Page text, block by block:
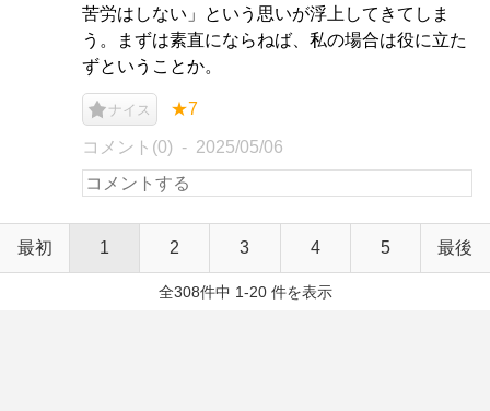
苦労はしない」という思いが浮上してきてしま
う。まずは素直にならねば、私の場合は役に立た
ずということか。
ナイス ★7
コメント(0) 2025/05/06
最初 1 2 3 4 5 最後
全308件中 1-20 件を表示